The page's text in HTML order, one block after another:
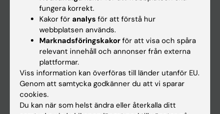
Huvudmeny
Utbildning
Forskarutbildning
Forskning
Om KI
fungera korrekt.
Kakor för analys för att förstå hur
webbplatsen används.
Marknadsföringskakor för att visa och spåra
relevant innehåll och annonser från externa
plattformar.
Viss information kan överföras till länder utanför EU.
Genom att samtycka godkänner du att vi sparar
cookies.
Du kan när som helst ändra eller återkalla ditt